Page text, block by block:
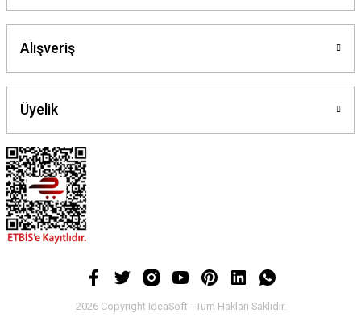
Alışveriş
Üyelik
2026 Copyright IdeaSoft - Tüm Hakları Saklıdır.